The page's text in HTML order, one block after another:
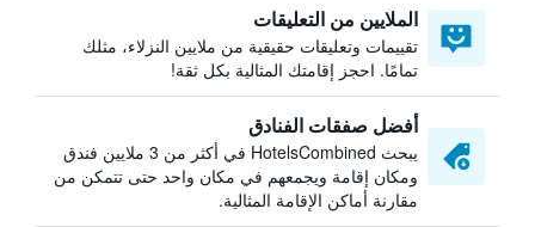
الملايين من التعليقات
تقييمات وتعليقات حقيقية من ملايين النزلاء، مثلك
تمامًا. احجز إقامتك المثالية بكل ثقة!
أفضل صفقات الفنادق
يبحث HotelsCombined في أكثر من 3 ملايين فندق
ومكان إقامة ويجمعهم في مكان واحد حتى تتمكن من
مقارنة أماكن الإقامة المثالية.